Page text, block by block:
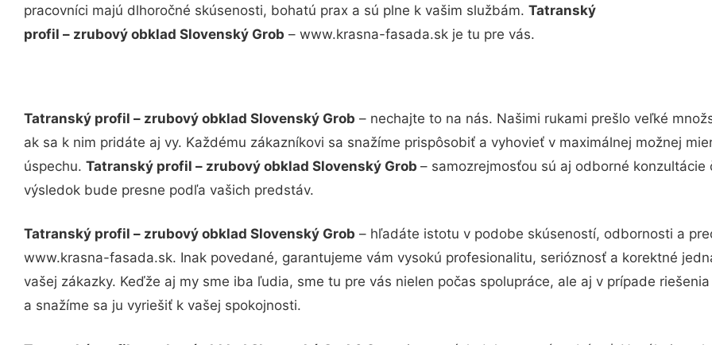
pracovníci majú dlhoročné skúsenosti, bohatú prax a sú plne k vašim službám. Tatranský
profil – zrubový obklad Slovenský Grob – www.krasna-fasada.sk je tu pre vás.
Tatranský profil – zrubový obklad Slovenský Grob – nechajte to na nás. Našimi rukami prešlo veľké
ak sa k nim pridáte aj vy. Každému zákazníkovi sa snažíme prispôsobiť a vyhovieť v maximálnej možnej
úspechu. Tatranský profil – zrubový obklad Slovenský Grob – samozrejmosťou sú aj odborné
výsledok bude presne podľa vašich predstáv.
Tatranský profil – zrubový obklad Slovenský Grob – hľadáte istotu v podobe skúseností, odbornosti a
www.krasna-fasada.sk. Inak povedané, garantujeme vám vysokú profesionalitu, serióznosť a korektné
vašej zákazky. Keďže aj my sme iba ľudia, sme tu pre vás nielen počas spolupráce, ale aj v prípade
a snažíme sa ju vyriešiť k vašej spokojnosti.